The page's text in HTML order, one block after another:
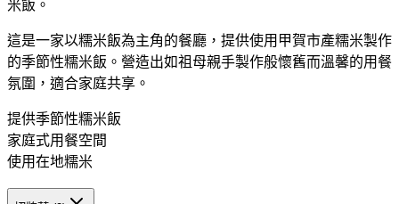
米飯。
這是一家以糯米飯為主角的餐廳，提供使用甲賀市產糯米製作
的季節性糯米飯。營造出如祖母親手製作般懷舊而溫馨的用餐
氛圍，適合家庭共享。
提供季節性糯米飯
家庭式用餐空間
使用在地糯米